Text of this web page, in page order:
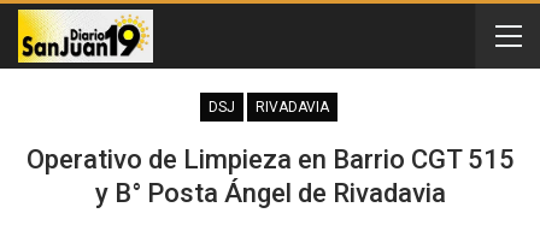
DSJ RIVADAVIA
Operativo de Limpieza en Barrio CGT 515
y B° Posta Ángel de Rivadavia